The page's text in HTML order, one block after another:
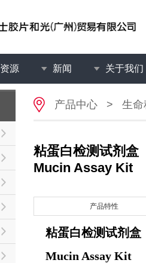
资源 新闻 关于我们
产品中心 > 生命
粘蛋白检测试剂盒
Mucin Assay Kit
产品特性
粘蛋白检测试剂盒
Mucin Assay Kit